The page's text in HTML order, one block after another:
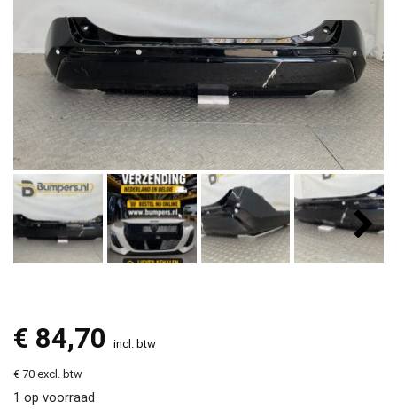
€ 84,70 incl. btw
€ 70 excl. btw
1 op voorraad